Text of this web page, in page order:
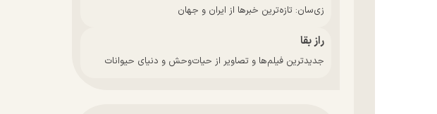
زی‌سان: تازه‌ترین خبرها از ایران و جهان
راز بقا
جدیدترین فیلم‌ها و تصاویر از حیات‌وحش و دنیای حیوانات